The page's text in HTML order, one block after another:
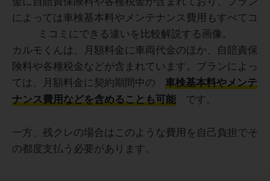
カルモくんは、月額料金に車両代金のほか、自賠責保
険料や各種税金などが含まれています。プランによっ
ては、月額料金に契約期間中の
車検基本料やメンテ
ナンス費用などを含めることも可能
です。
一方、残クレの場合はこのような費用を自己負担でそ
の都度支払う必要があります。